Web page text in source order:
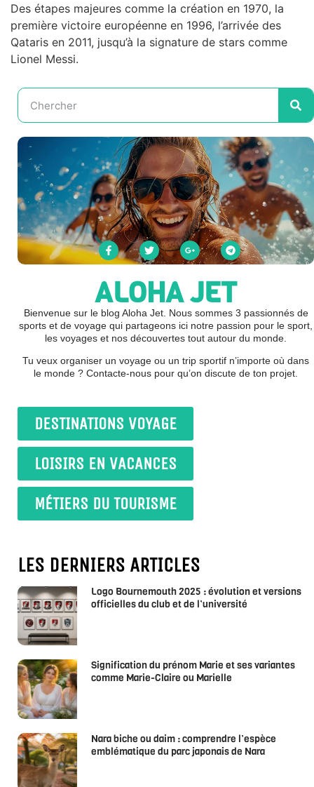
Des étapes majeures comme la création en 1970, la
première victoire européenne en 1996, l’arrivée des
Qataris en 2011, jusqu’à la signature de stars comme
Lionel Messi.
ALOHA JET
Bienvenue sur le blog Aloha Jet. Nous sommes 3 passionnés de
sports et de voyage qui partageons ici notre passion pour le sport,
les voyages et nos découvertes tout autour du monde.
Tu veux organiser un voyage ou un trip sportif n’importe où dans
le monde ? Contacte-nous pour qu’on discute de ton projet.
DESTINATIONS VOYAGE
LOISIRS EN VACANCES
MÉTIERS DU TOURISME
LES DERNIERS ARTICLES
Logo Bournemouth 2025 : évolution et versions
officielles du club et de l’université
Signification du prénom Marie et ses variantes
comme Marie-Claire ou Marielle
Nara biche ou daim : comprendre l’espèce
emblématique du parc japonais de Nara